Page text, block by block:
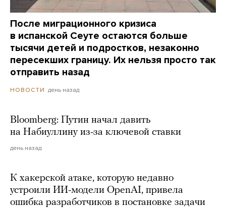
После миграционного кризиса
в испанской Сеуте остаются больше
тысячи детей и подростков, незаконно
пересекших границу. Их нельзя просто так
отправить назад
НОВОСТИ день назад
Bloomberg: Путин начал давить
на Набиуллину из-за ключевой ставки
день назад
К хакерской атаке, которую недавно
устроили ИИ-модели OpenAI, привела
ошибка разработчиков в постановке задачи